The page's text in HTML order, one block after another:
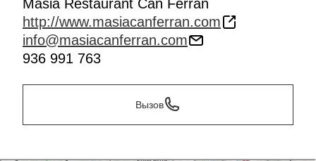
Masia Restaurant Can Ferran
http://www.masiacanferran.com
info@masiacanferran.com
936 991 763
Вызов